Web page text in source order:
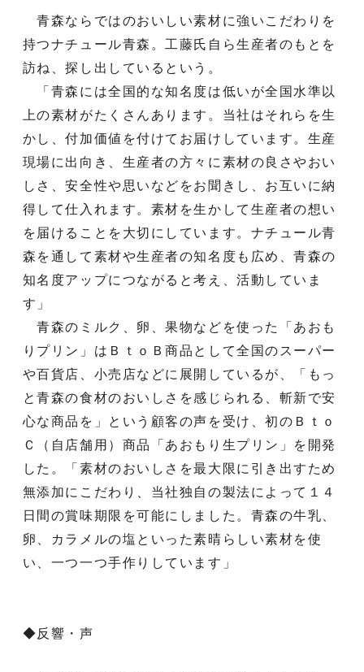
青森ならではのおいしい素材に強いこだわりを
持つナチュール青森。工藤氏自ら生産者のもとを
訪ね、探し出しているという。
「青森には全国的な知名度は低いが全国水準以
上の素材がたくさんあります。当社はそれらを生
かし、付加価値を付けてお届けしています。生産
現場に出向き、生産者の方々に素材の良さやおい
しさ、安全性や思いなどをお聞きし、お互いに納
得して仕入れます。素材を生かして生産者の想い
を届けることを大切にしています。ナチュール青
森を通して素材や生産者の知名度も広め、青森の
知名度アップにつながると考え、活動していま
す」
青森のミルク、卵、果物などを使った「あおも
りプリン」はＢｔｏＢ商品として全国のスーパー
や百貨店、小売店などに展開しているが、「もっ
と青森の食材のおいしさを感じられる、斬新で安
心な商品を」という顧客の声を受け、初のＢｔｏ
Ｃ（自店舗用）商品「あおもり生プリン」を開発
した。「素材のおいしさを最大限に引き出すため
無添加にこだわり、当社独自の製法によって１４
日間の賞味期限を可能にしました。青森の牛乳、
卵、カラメルの塩といった素晴らしい素材を使
い、一つ一つ手作りしています」
◆反響・声